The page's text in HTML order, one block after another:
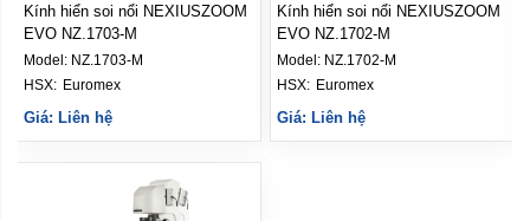
Kính hiển soi nổi NEXIUSZOOM
EVO NZ.1702‑M
Model:NZ.1702‑M
HSX: Euromex
Giá: Liên hệ
Kính hiển vi soi ngược Delphi-X
Inverso DI.2053‑PLPHFi
Model:DI.2053‑PLPHFi
HSX: Euromex
Giá: Liên hệ